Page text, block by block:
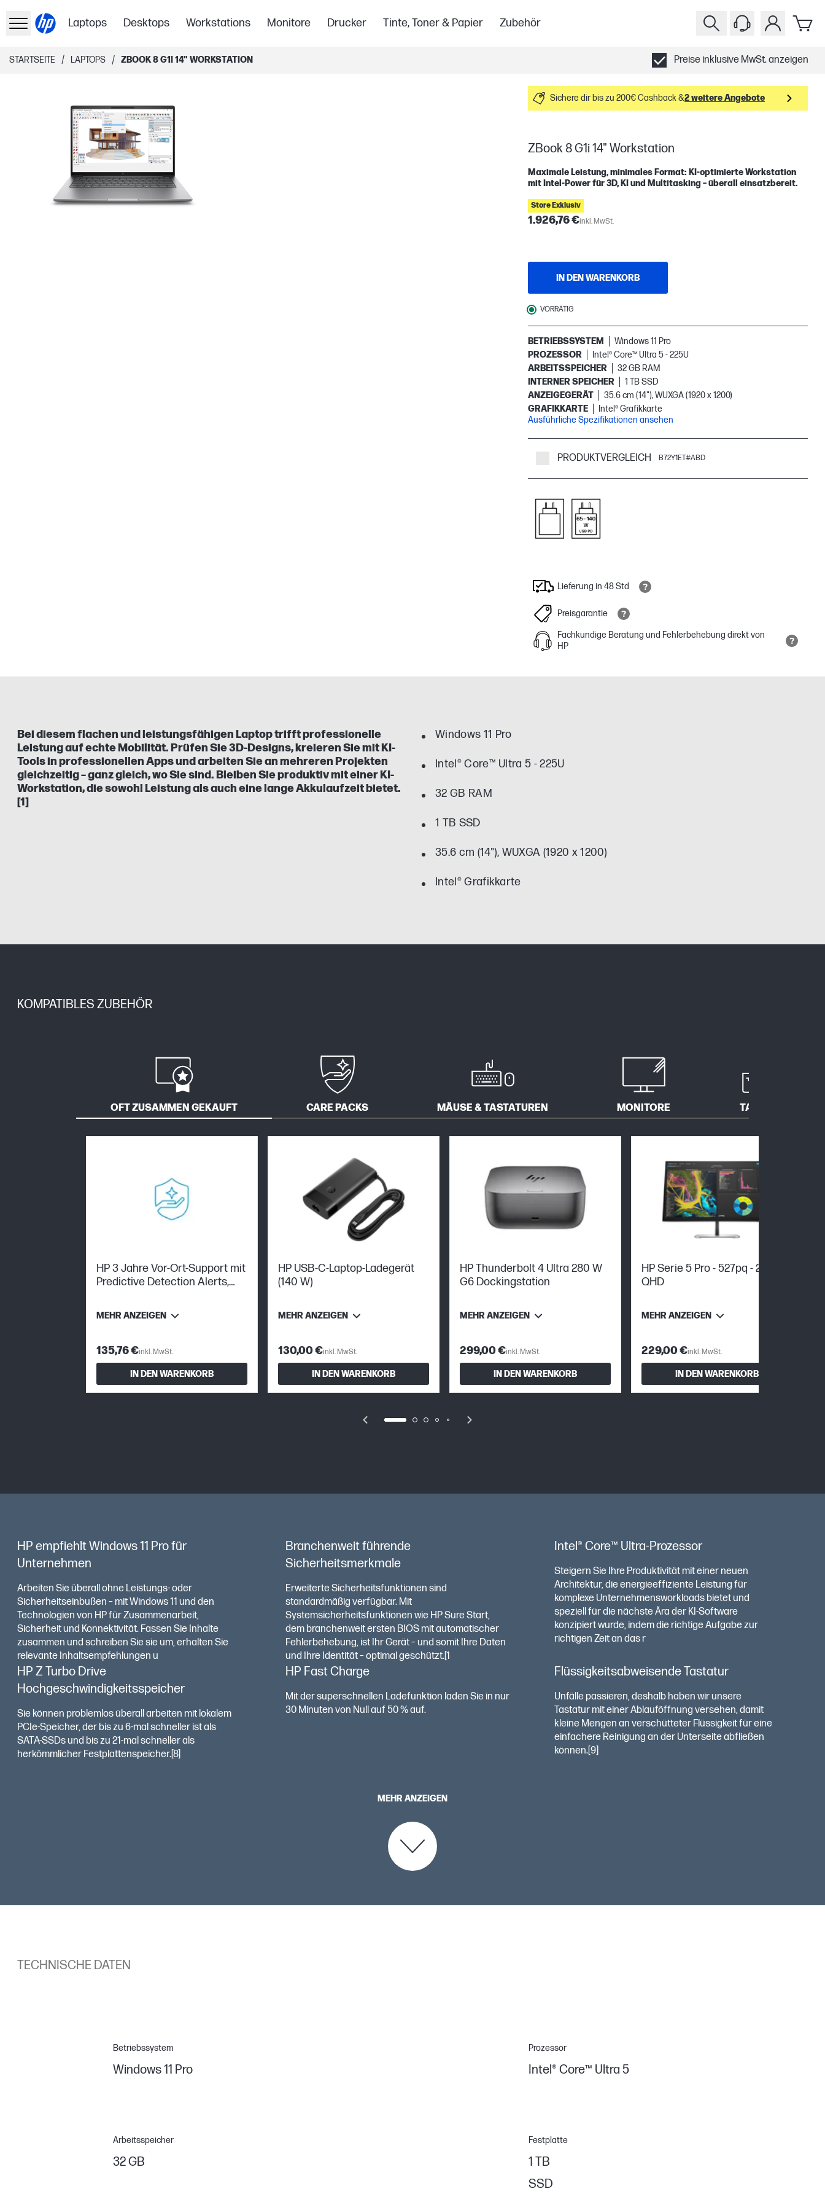
Laptops Desktops Workstations Monitore Drucker Tinte, Toner & Papier Zubehör
STARTSEITE / LAPTOPS / ZBOOK 8 G1I 14" WORKSTATION Preise inklusive MwSt. anzeigen
Sichere dir bis zu 200€ Cashback &2 weitere Angebote
ZBook 8 G1i 14" Workstation
Maximale Leistung, minimales Format: KI-optimierte Workstation
mit Intel-Power für 3D, KI und Multitasking – überall einsatzbereit.
Store Exklusiv
1.926,76 €inkl. MwSt.
IN DEN WARENKORB
VORRÄTIG
BETRIEBSSYSTEM
Windows 11 Pro
PROZESSOR
Intel® Core™ Ultra 5 - 225U
ARBEITSSPEICHER
32 GB RAM
INTERNER SPEICHER
1 TB SSD
ANZEIGEGERÄT
35.6 cm (14"), WUXGA (1920 x 1200)
GRAFIKKARTE
Intel® Grafikkarte
Ausführliche Spezifikationen ansehen
PRODUKTVERGLEICH B72Y1ET#ABD
Lieferung in 48 Std
Preisgarantie
Fachkundige Beratung und Fehlerbehebung direkt von
HP
Bei diesem flachen und leistungsfähigen Laptop trifft professionelle
Leistung auf echte Mobilität. Prüfen Sie 3D-Designs, kreieren Sie mit KI-
Tools in professionellen Apps und arbeiten Sie an mehreren Projekten
gleichzeitig – ganz gleich, wo Sie sind. Bleiben Sie produktiv mit einer KI-
Workstation, die sowohl Leistung als auch eine lange Akkulaufzeit bietet.
[1]
Windows 11 Pro
Intel® Core™ Ultra 5 - 225U
32 GB RAM
1 TB SSD
35.6 cm (14"), WUXGA (1920 x 1200)
Intel® Grafikkarte
KOMPATIBLES ZUBEHÖR
OFT ZUSAMMEN GEKAUFT CARE PACKS MÄUSE & TASTATUREN MONITORE TASCHEN
HP 3 Jahre Vor-Ort-Support mit
Predictive Detection Alerts,
MEHR ANZEIGEN
135,76 €inkl. MwSt.
IN DEN WARENKORB
HP USB-C-Laptop-Ladegerät
(140 W)
MEHR ANZEIGEN
130,00 €inkl. MwSt.
IN DEN WARENKORB
HP Thunderbolt 4 Ultra 280 W
G6 Dockingstation
MEHR ANZEIGEN
299,00 €inkl. MwSt.
IN DEN WARENKORB
HP Serie 5 Pro - 527pq - 27 Zoll;
QHD
MEHR ANZEIGEN
229,00 €inkl. MwSt.
IN DEN WARENKORB
HP empfiehlt Windows 11 Pro für
Unternehmen
Arbeiten Sie überall ohne Leistungs- oder
Sicherheitseinbußen – mit Windows 11 und den
Technologien von HP für Zusammenarbeit,
Sicherheit und Konnektivität. Fassen Sie Inhalte
zusammen und schreiben Sie sie um, erhalten Sie
relevante Inhaltsempfehlungen u
Branchenweit führende
Sicherheitsmerkmale
Erweiterte Sicherheitsfunktionen sind
standardmäßig verfügbar. Mit
Systemsicherheitsfunktionen wie HP Sure Start,
dem branchenweit ersten BIOS mit automatischer
Fehlerbehebung, ist Ihr Gerät – und somit Ihre Daten
und Ihre Identität – optimal geschützt.[1
Intel® Core™ Ultra-Prozessor
Steigern Sie Ihre Produktivität mit einer neuen
Architektur, die energieeffiziente Leistung für
komplexe Unternehmensworkloads bietet und
speziell für die nächste Ära der KI-Software
konzipiert wurde, indem die richtige Aufgabe zur
richtigen Zeit an das r
HP Z Turbo Drive
Hochgeschwindigkeitsspeicher
Sie können problemlos überall arbeiten mit lokalem
PCIe-Speicher, der bis zu 6-mal schneller ist als
SATA-SSDs und bis zu 21-mal schneller als
herkömmlicher Festplattenspeicher.[8]
HP Fast Charge
Mit der superschnellen Ladefunktion laden Sie in nur
30 Minuten von Null auf 50 % auf.
Flüssigkeitsabweisende Tastatur
Unfälle passieren, deshalb haben wir unsere
Tastatur mit einer Ablauföffnung versehen, damit
kleine Mengen an verschütteter Flüssigkeit für eine
einfachere Reinigung an der Unterseite abfließen
können.[9]
MEHR ANZEIGEN
TECHNISCHE DATEN
Betriebssystem
Windows 11 Pro
Prozessor
Intel® Core™ Ultra 5
Arbeitsspeicher
32 GB
Festplatte
1 TB
SSD